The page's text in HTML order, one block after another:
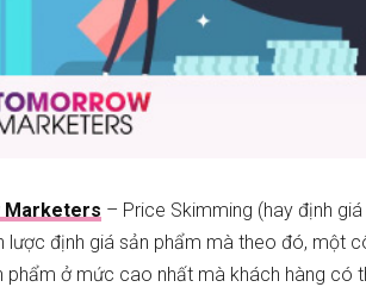
Marketers – Price Skimming (hay định
lược định giá sản phẩm mà theo đó, một
phẩm ở mức cao nhất mà khách hàng có